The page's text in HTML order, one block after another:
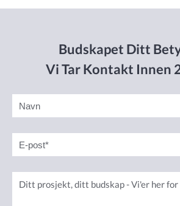
Budskapet Ditt
Vi Tar Kontakt Innen